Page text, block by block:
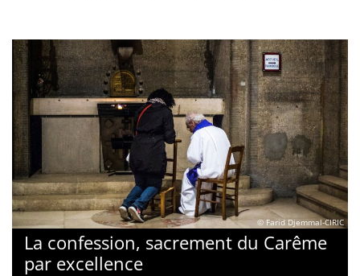
© Farid Djemmal-CIRIC
La confession, sacrement du Carême
par excellence